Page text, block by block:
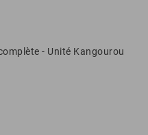
- Unité Kangourou